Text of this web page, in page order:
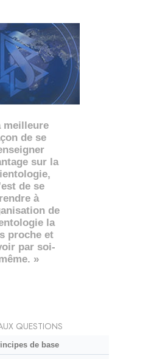
meilleure
de se
sur la
de se
rendre à
de
la
proche et
par soi-
»
QUESTIONS
de base